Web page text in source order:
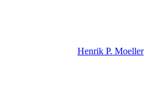
Henrik P. Moeller